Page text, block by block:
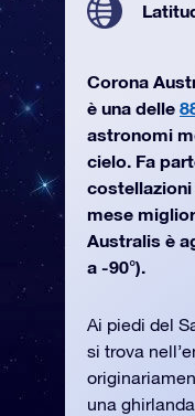
Corona
è una delle
astronomi
cielo. Fa
mese
Australis è
a -90°).
Ai piedi del
si trova
una